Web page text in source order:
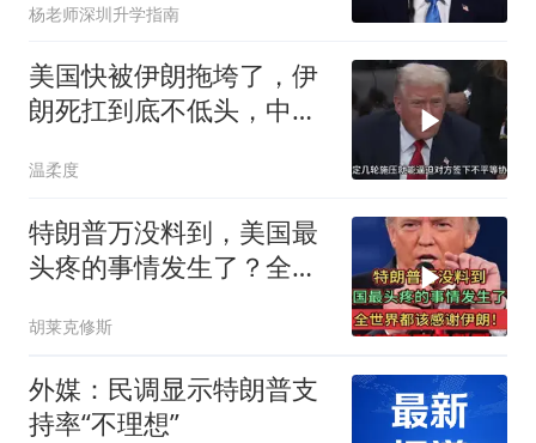
杨老师深圳升学指南
美国快被伊朗拖垮了，伊
朗死扛到底不低头，中国
温柔度
特朗普万没料到，美国最
头疼的事情发生了？全世
胡莱克修斯
外媒：民调显示特朗普支
持率“不理想”